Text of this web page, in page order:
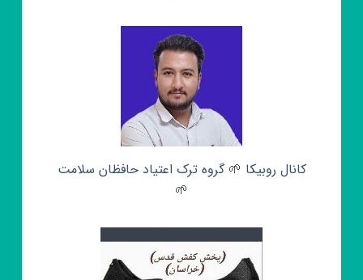
کانال روبیکا 🌱 گروه ترک اعتیاد حافظان سلامت
🌱